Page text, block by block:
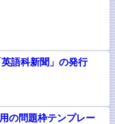
語科新聞」の発行
の問題枠テンプレー